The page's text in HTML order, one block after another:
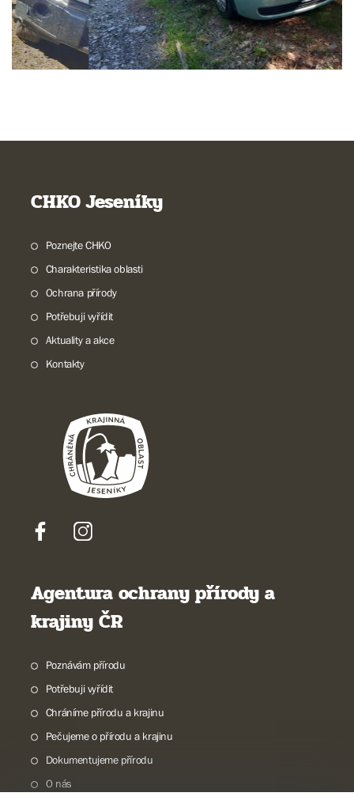
CHKO Jeseníky
Poznejte CHKO
Charakteristika oblasti
Ochrana přírody
Potřebuji vyřídit
Aktuality a akce
Kontakty
Agentura ochrany přírody a
krajiny ČR
Poznávám přírodu
Potřebuji vyřídit
Chráníme přírodu a krajinu
Pečujeme o přírodu a krajinu
Dokumentujeme přírodu
O nás